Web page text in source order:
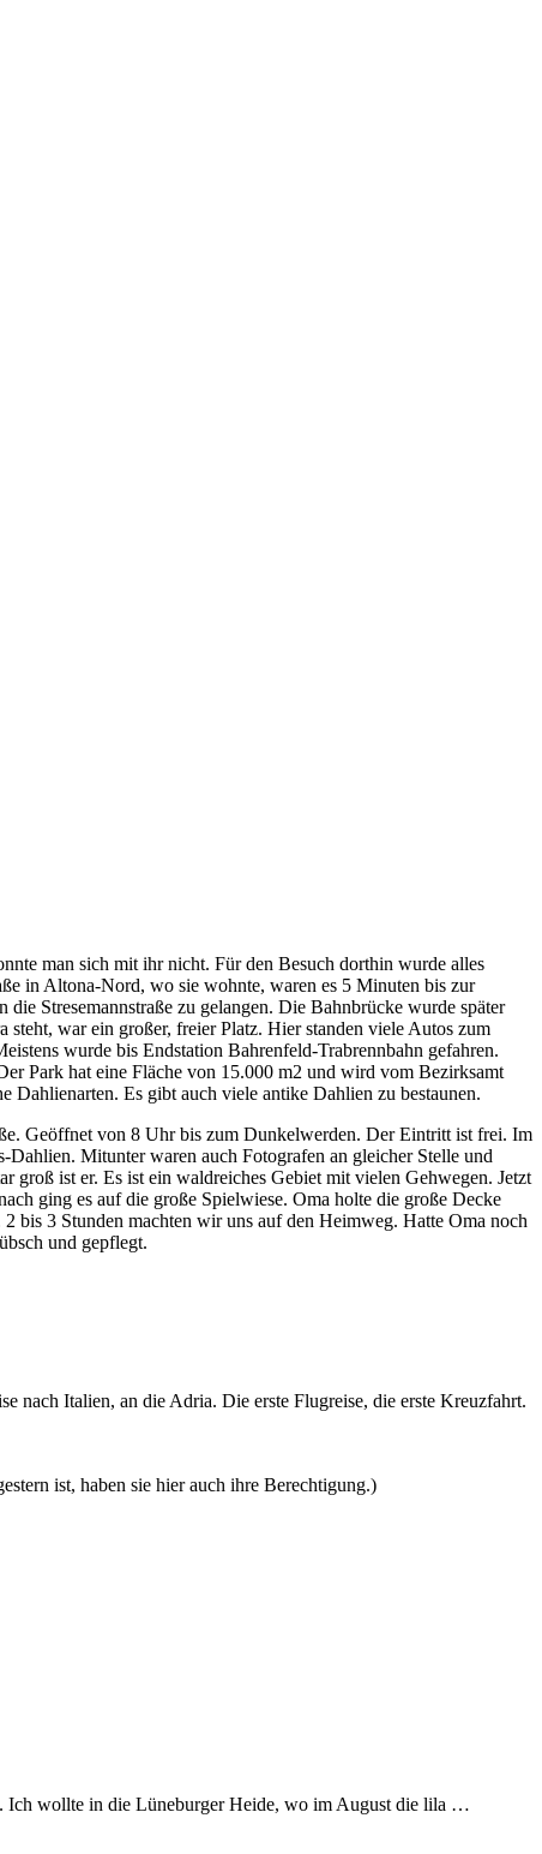
man sich mit ihr nicht. Für den Besuch dorthin wurde alles
in Altona-Nord, wo sie wohnte, waren es 5 Minuten bis zur
Stresemannstraße zu gelangen. Die Bahnbrücke wurde später
steht, war ein großer, freier Platz. Hier standen viele Autos zum
wurde bis Endstation Bahrenfeld-Trabrennbahn gefahren.
Park hat eine Fläche von 15.000 m2 und wird vom Bezirksamt
Dahlienarten. Es gibt auch viele antike Dahlien zu bestaunen.
Geöffnet von 8 Uhr bis zum Dunkelwerden. Der Eintritt ist frei. Im
Mitunter waren auch Fotografen an gleicher Stelle und
ist er. Es ist ein waldreiches Gebiet mit vielen Gehwegen. Jetzt
ging es auf die große Spielwiese. Oma holte die große Decke
bis 3 Stunden machten wir uns auf den Heimweg. Hatte Oma noch
und gepflegt.
nach Italien, an die Adria. Die erste Flugreise, die erste Kreuzfahrt.
ist, haben sie hier auch ihre Berechtigung.)
Ich wollte in die Lüneburger Heide, wo im August die lila …